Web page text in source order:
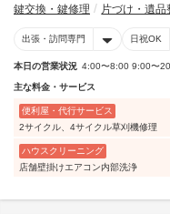
鍵交換・鍵修理
片づけ・遺品
出張・訪問専門 日祝OK
本日の営業状況 4:00〜8:00 9:00〜
主な料金・サービス
便利屋・代行サービス
2サイクル、4サイクル草刈機修理
ハウスクリーニング
店舗壁掛けエアコン内部洗浄